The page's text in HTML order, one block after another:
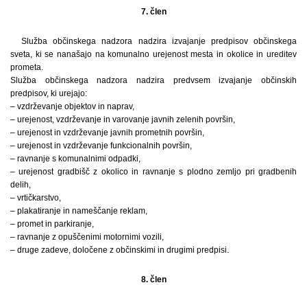
7. člen
Služba občinskega nadzora nadzira izvajanje predpisov občinskega
sveta, ki se nanašajo na komunalno urejenost mesta in okolice in ureditev
prometa.
Služba občinskega nadzora nadzira predvsem izvajanje občinskih
predpisov, ki urejajo:
– vzdrževanje objektov in naprav,
– urejenost, vzdrževanje in varovanje javnih zelenih površin,
– urejenost in vzdrževanje javnih prometnih površin,
– urejenost in vzdrževanje funkcionalnih površin,
– ravnanje s komunalnimi odpadki,
– urejenost gradbišč z okolico in ravnanje s plodno zemljo pri gradbenih
delih,
– vrtičkarstvo,
– plakatiranje in nameščanje reklam,
– promet in parkiranje,
– ravnanje z opuščenimi motornimi vozili,
– druge zadeve, določene z občinskimi in drugimi predpisi.
8. člen